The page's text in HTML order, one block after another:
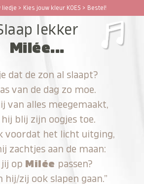
> Kies jouw kleur KOES > Bestel!
lekker
Milée...
dat de zon al slaapt?
van de dag zo moe.
van alles meegemaakt,
hij blij zijn oogjes toe.
voordat het licht uitging,
zachtjes aan de maan:
jij op Milée passen?
hij/zij ook slapen gaan.”